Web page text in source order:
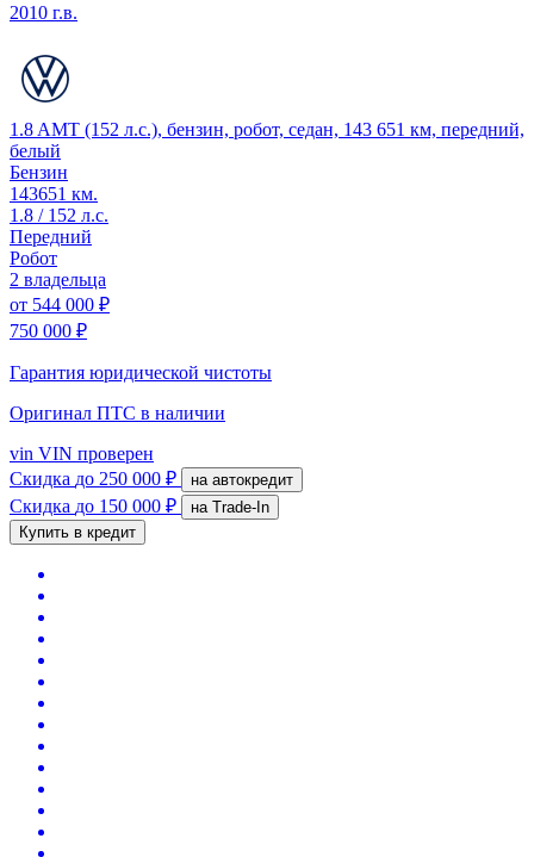
2010 г.в.
1.8 AMT (152 л.с.), бензин, робот, седан, 143 651 км, передний,
белый
Бензин
143651 км.
1.8 / 152 л.с.
Передний
Робот
2 владельца
от 544 000 ₽
750 000 ₽
Гарантия юридической чистоты
Оригинал ПТС в наличии
vin VIN проверен
Скидка до 250 000 ₽ на автокредит
Скидка до 150 000 ₽
на Trade-In
Купить в кредит